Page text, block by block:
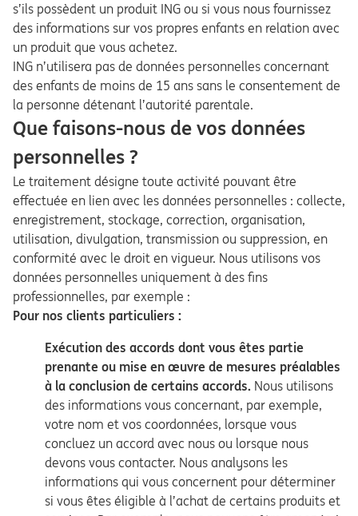
s’ils possèdent un produit ING ou si vous nous fournissez
des informations sur vos propres enfants en relation avec
un produit que vous achetez.
ING n’utilisera pas de données personnelles concernant
des enfants de moins de 15 ans sans le consentement de
la personne détenant l’autorité parentale.
Que faisons-nous de vos données
personnelles ?
Le traitement désigne toute activité pouvant être
effectuée en lien avec les données personnelles : collecte,
enregistrement, stockage, correction, organisation,
utilisation, divulgation, transmission ou suppression, en
conformité avec le droit en vigueur. Nous utilisons vos
données personnelles uniquement à des fins
professionnelles, par exemple :
Pour nos clients particuliers :
Exécution des accords dont vous êtes partie
prenante ou mise en œuvre de mesures préalables
à la conclusion de certains accords. Nous utilisons
des informations vous concernant, par exemple,
votre nom et vos coordonnées, lorsque vous
concluez un accord avec nous ou lorsque nous
devons vous contacter. Nous analysons les
informations qui vous concernent pour déterminer
si vous êtes éligible à l’achat de certains produits et